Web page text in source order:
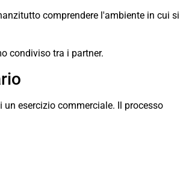
comprendere l'ambiente in cui si
condiviso tra i partner.
esercizio commerciale. Il processo